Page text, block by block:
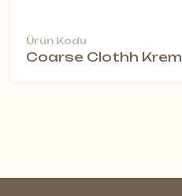
Ürün Kodu
Coarse Clothh Krem